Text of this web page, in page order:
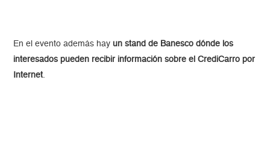
En el evento además hayun stand de Banesco dónde los
interesados pueden recibir información sobre el CrediCarro por
Internet.